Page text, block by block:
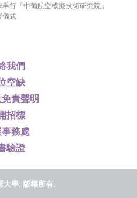
我們
空缺
責聲明
招標
務處
驗證
行「中葡航空模擬技術研究院」
儀式
大學, 版權所有.